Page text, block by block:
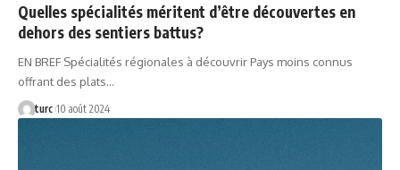
Quelles spécialités méritent d’être découvertes en
dehors des sentiers battus?
EN BREF Spécialités régionales à découvrir Pays moins connus
offrant des plats…
turc 10 août 2024